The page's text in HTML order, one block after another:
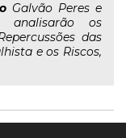
Galvão Peres e
analisarão os
das
e os Riscos,